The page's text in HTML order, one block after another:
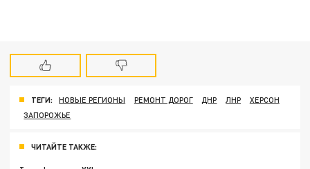
ТЕГИ: НОВЫЕ РЕГИОНЫ РЕМОНТ ДОРОГ ДНР ЛНР
ХЕРСОН
ЗАПОРОЖЬЕ
ЧИТАЙТЕ ТАКЖЕ: